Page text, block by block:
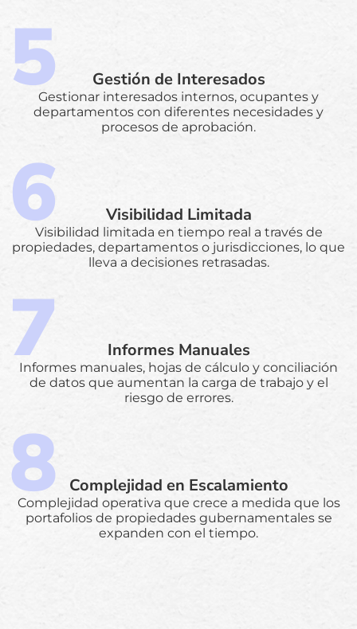
Gestión de Interesados
Gestionar interesados internos, ocupantes y
departamentos con diferentes necesidades y
procesos de aprobación.
Visibilidad Limitada
Visibilidad limitada en tiempo real a través de
propiedades, departamentos o jurisdicciones, lo que
lleva a decisiones retrasadas.
Informes Manuales
Informes manuales, hojas de cálculo y conciliación
de datos que aumentan la carga de trabajo y el
riesgo de errores.
Complejidad en Escalamiento
Complejidad operativa que crece a medida que los
portafolios de propiedades gubernamentales se
expanden con el tiempo.